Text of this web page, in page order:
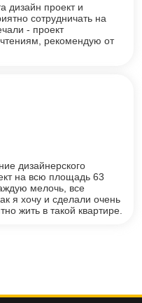
дизайн проект и
сотрудничать на
- проект
рекомендую от
дизайнерского
на всю площадь 63
мелочь, все
я хочу и сделали очень
жить в такой квартире.